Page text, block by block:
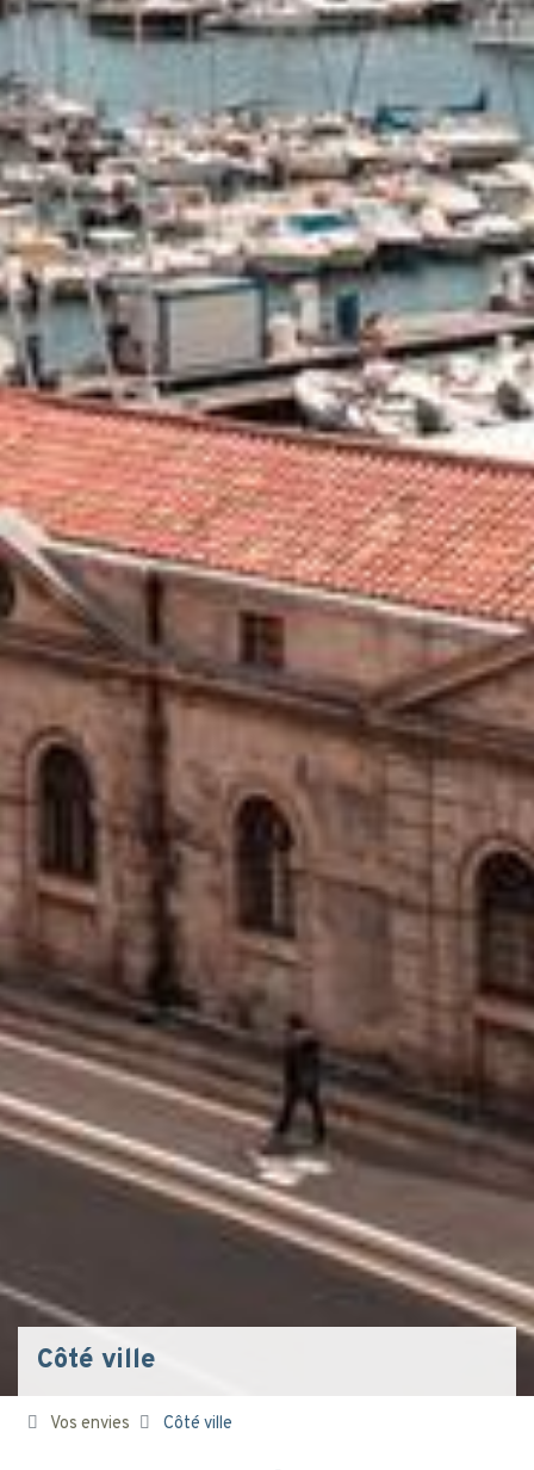
Côté ville
Vos envies Côté ville